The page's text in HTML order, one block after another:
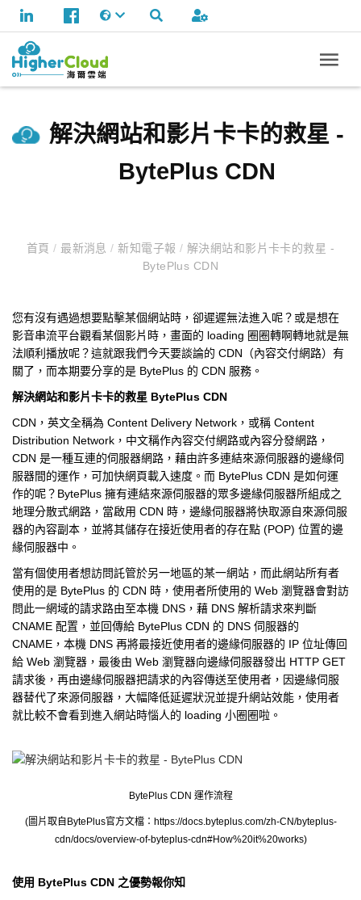
解決網站和影片卡卡的救星 -
BytePlus CDN
首頁/ 最新消息/ 新知電子報 / 解決網站和影片卡卡的救星 -
BytePlus CDN
您有沒有遇過想要點擊某個網站時，卻遲遲無法進入呢？或是想在
影音串流平台觀看某個影片時，畫面的 loading 圈圈轉啊轉地就是無
法順利播放呢？這就跟我們今天要談論的 CDN（內容交付網路）有
關了，而本期要分享的是 BytePlus 的 CDN 服務。
解決網站和影片卡卡的救星 BytePlus CDN
CDN，英文全稱為 Content Delivery Network，或稱 Content
Distribution Network，中文稱作內容交付網路或內容分發網路，
CDN 是一種互連的伺服器網路，藉由許多連結來源伺服器的邊緣伺
服器間的運作，可加快網頁載入速度。而 BytePlus CDN 是如何運
作的呢？BytePlus 擁有連結來源伺服器的眾多邊緣伺服器所組成之
地理分散式網路，當啟用 CDN 時，邊緣伺服器將快取源自來源伺服
器的內容副本，並將其儲存在接近使用者的存在點 (POP) 位置的邊
緣伺服器中。
當有個使用者想訪問託管於另一地區的某一網站，而此網站所有者
使用的是 BytePlus 的 CDN 時，使用者所使用的 Web 瀏覽器會對訪
問此一網域的請求路由至本機 DNS，藉 DNS 解析請求來判斷
CNAME 配置，並回傳給 BytePlus CDN 的 DNS 伺服器的
CNAME，本機 DNS 再將最接近使用者的邊緣伺服器的 IP 位址傳回
給 Web 瀏覽器，最後由 Web 瀏覽器向邊緣伺服器發出 HTTP GET
請求後，再由邊緣伺服器把請求的內容傳送至使用者，因邊緣伺服
器替代了來源伺服器，大幅降低延遲狀況並提升網站效能，使用者
就比較不會看到進入網站時惱人的 loading 小圈圈啦。
BytePlus CDN 運作流程
(圖片取自BytePlus官方文檔：https://docs.byteplus.com/zh-CN/byteplus-
cdn/docs/overview-of-byteplus-cdn#How%20it%20works)
使用 BytePlus CDN 之優勢報你知